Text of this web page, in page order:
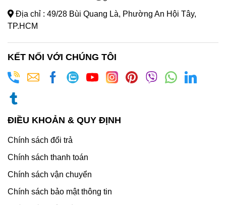
Địa chỉ : 49/28 Bùi Quang Là, Phường An Hội Tây,
TP.HCM
KẾT NỐI VỚI CHÚNG TÔI
ĐIỀU KHOẢN & QUY ĐỊNH
Chính sách đổi trả
Chính sách thanh toán
Chính sách vận chuyển
Chính sách bảo mật thông tin